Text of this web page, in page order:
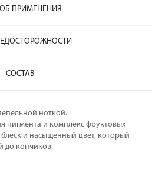
ПРИМЕНЕНИЯ
СОСТАВ
ноткой.
пигмента и комплекс фруктовых
и насыщенный цвет, который
до кончиков.